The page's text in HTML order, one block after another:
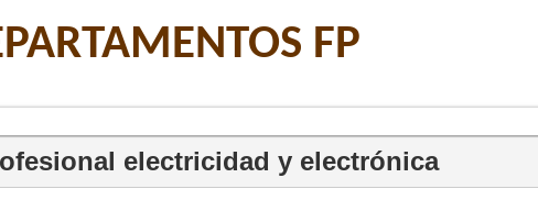
FP
electricidad y electrónica